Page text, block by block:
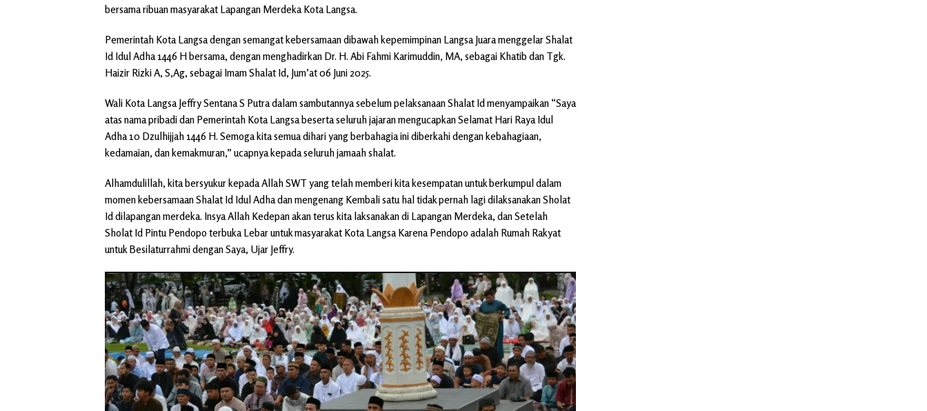
bersama ribuan masyarakat Lapangan Merdeka Kota Langsa.
Pemerintah Kota Langsa dengan semangat kebersamaan dibawah kepemimpinan Langsa Juara menggelar Shalat
Id Idul Adha 1446 H bersama, dengan menghadirkan Dr. H. Abi Fahmi Karimuddin, MA, sebagai Khatib dan Tgk.
Haizir Rizki A, S,Ag, sebagai Imam Shalat Id, Jum’at 06 Juni 2025.
Wali Kota Langsa Jeffry Sentana S Putra dalam sambutannya sebelum pelaksanaan Shalat Id menyampaikan “Saya
atas nama pribadi dan Pemerintah Kota Langsa beserta seluruh jajaran mengucapkan Selamat Hari Raya Idul
Adha 10 Dzulhijjah 1446 H. Semoga kita semua dihari yang berbahagia ini diberkahi dengan kebahagiaan,
kedamaian, dan kemakmuran,” ucapnya kepada seluruh jamaah shalat.
Alhamdulillah, kita bersyukur kepada Allah SWT yang telah memberi kita kesempatan untuk berkumpul dalam
momen kebersamaan Shalat Id Idul Adha dan mengenang Kembali satu hal tidak pernah lagi dilaksanakan Sholat
Id dilapangan merdeka. Insya Allah Kedepan akan terus kita laksanakan di Lapangan Merdeka, dan Setelah
Sholat Id Pintu Pendopo terbuka Lebar untuk masyarakat Kota Langsa Karena Pendopo adalah Rumah Rakyat
untuk Besilaturrahmi dengan Saya, Ujar Jeffry.